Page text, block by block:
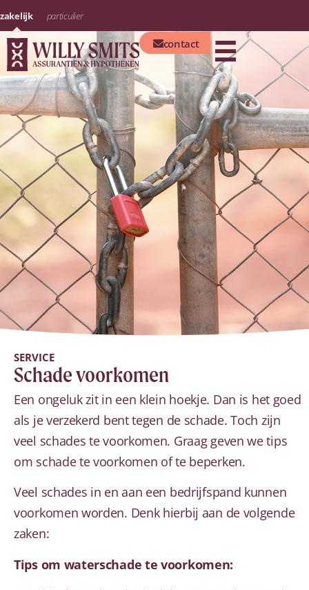
zakelijk particulier
contact
SERVICE
Schade voorkomen
Een ongeluk zit in een klein hoekje. Dan is het goed
als je verzekerd bent tegen de schade. Toch zijn
veel schades te voorkomen. Graag geven we tips
om schade te voorkomen of te beperken.
Veel schades in en aan een bedrijfspand kunnen
voorkomen worden. Denk hierbij aan de volgende
zaken:
Tips om waterschade te voorkomen: